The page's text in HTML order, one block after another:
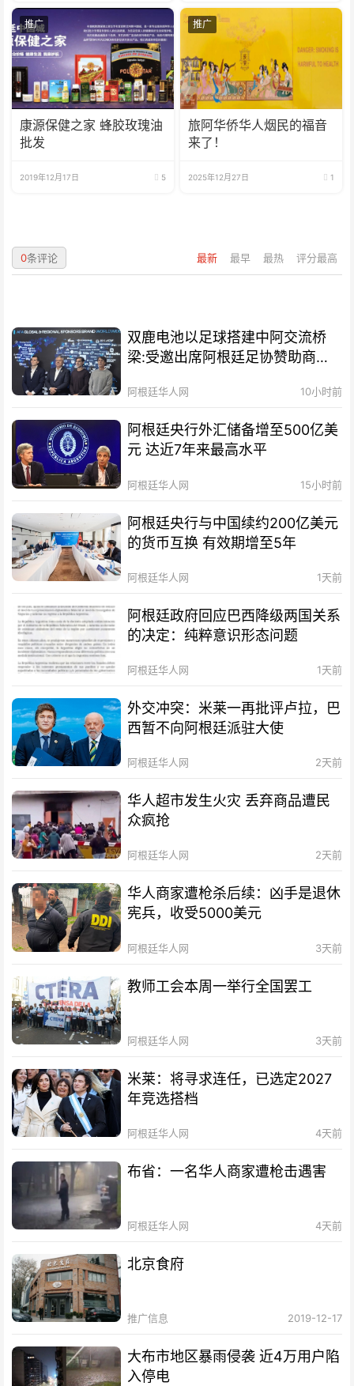
推广
康源保健之家 蜂胶玫瑰油
批发
2019年12月17日 5
推广
旅阿华侨华人烟民的福音
来了！
2025年12月27日 1
最新 最早 最热 评分最高
0条评论
双鹿电池以足球搭建中阿交流桥
梁:受邀出席阿根廷足协赞助商招
阿根廷华人网 10小时前
阿根廷央行外汇储备增至500亿美
元 达近7年来最高水平
阿根廷华人网 15小时前
阿根廷央行与中国续约200亿美元
的货币互换 有效期增至5年
阿根廷华人网 1天前
阿根廷政府回应巴西降级两国关系
的决定：纯粹意识形态问题
阿根廷华人网 1天前
外交冲突：米莱一再批评卢拉，巴
西暂不向阿根廷派驻大使
阿根廷华人网 2天前
华人超市发生火灾 丢弃商品遭民
众疯抢
阿根廷华人网 2天前
华人商家遭枪杀后续：凶手是退休
宪兵，收受5000美元
阿根廷华人网 3天前
教师工会本周一举行全国罢工
阿根廷华人网 3天前
米莱：将寻求连任，已选定2027
年竞选搭档
阿根廷华人网 4天前
布省：一名华人商家遭枪击遇害
阿根廷华人网 4天前
北京食府
推广信息 2019-12-17
大布市地区暴雨侵袭 近4万用户陷
入停电